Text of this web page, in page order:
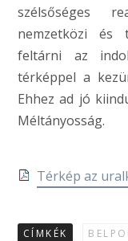
szélsőséges
nemzetközi és
feltárni az
térképpel a
Ehhez ad jó
Méltányosság.
Térkép az
CÍMKÉK